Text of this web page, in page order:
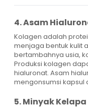
4. Asam
Kolagen adalah
menjaga bentuk kulit
bertambahnya usia,
Produksi kolagen
hialuronat. Asam
mengonsumsi kapsul
5. Minyak Kelapa